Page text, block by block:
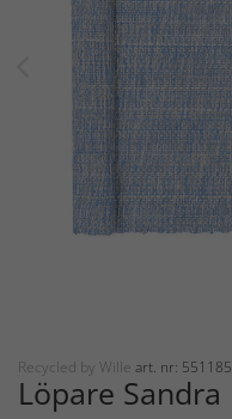
Recycled by Wille art. nr: 551185
Löpare Sandra